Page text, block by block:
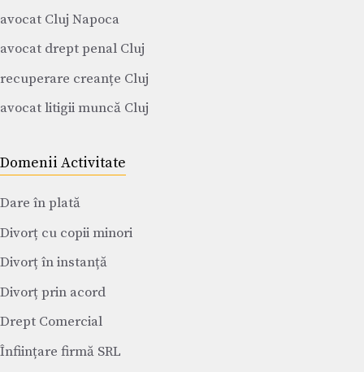
avocat Cluj Napoca
avocat drept penal Cluj
recuperare creanțe Cluj
avocat litigii muncă Cluj
Domenii Activitate
Dare în plată
Divorț cu copii minori
Divorț în instanță
Divorț prin acord
Drept Comercial
Înființare firmă SRL